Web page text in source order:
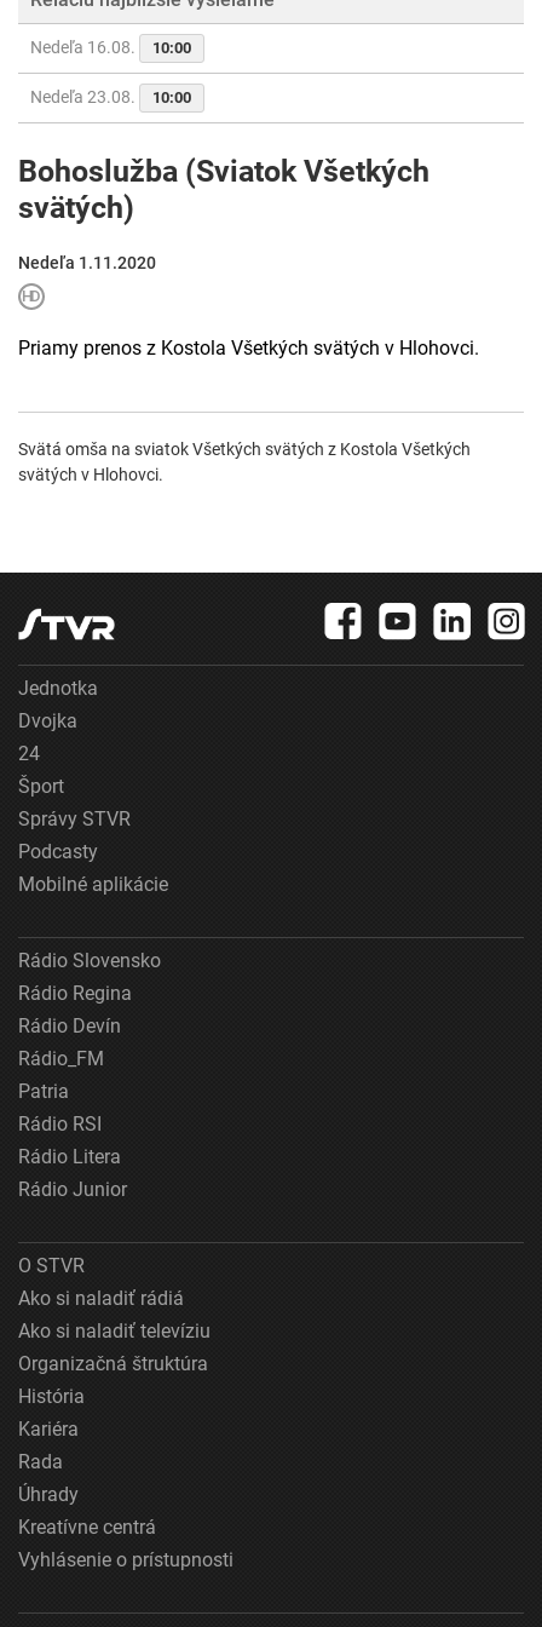
Nedeľa 16.08. 10:00
Nedeľa 23.08. 10:00
Bohoslužba (Sviatok Všetkých
svätých)
Nedeľa 1.11.2020
Priamy prenos z Kostola Všetkých svätých v Hlohovci.
Svätá omša na sviatok Všetkých svätých z Kostola Všetkých
svätých v Hlohovci.
Jednotka
Dvojka
24
Šport
Správy STVR
Podcasty
Mobilné aplikácie
Rádio Slovensko
Rádio Regina
Rádio Devín
Rádio_FM
Patria
Rádio RSI
Rádio Litera
Rádio Junior
O STVR
Ako si naladiť rádiá
Ako si naladiť televíziu
Organizačná štruktúra
História
Kariéra
Rada
Úhrady
Kreatívne centrá
Vyhlásenie o prístupnosti